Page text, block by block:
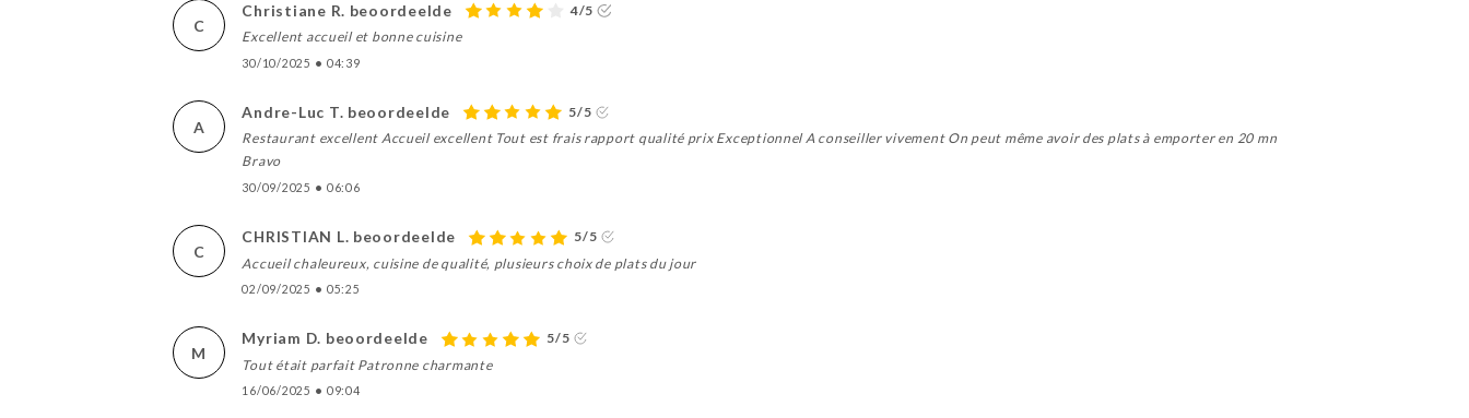
C
Christiane R. beoordeelde
4/5
Excellent accueil et bonne cuisine
30/10/2025 • 04:39
A
Andre-Luc T. beoordeelde
5/5
Restaurant excellent Accueil excellent Tout est frais rapport qualité prix Exceptionnel A conseiller vivement On peut même avoir des plats à emporter en 20 mn
Bravo
30/09/2025 • 06:06
C
CHRISTIAN L. beoordeelde
5/5
Accueil chaleureux, cuisine de qualité, plusieurs choix de plats du jour
02/09/2025 • 05:25
M
Myriam D. beoordeelde
5/5
Tout était parfait Patronne charmante
16/06/2025 • 09:04